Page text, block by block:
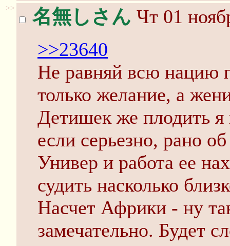
>> 名無しさん Чт 01
>>23640
Не равняй всю нацию
только желание, а
Детишек же плодить
если серьезно, рано
Универ и работа ее
судить насколько
Насчет Африки - ну
замечательно. Будет